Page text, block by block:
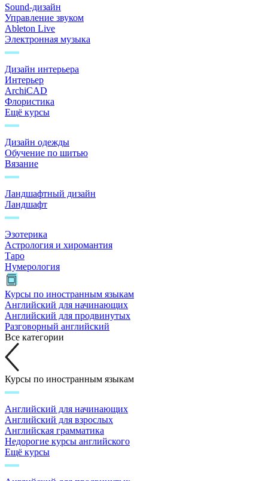
Sound-дизайн
Управление звуком
Ableton Live
Электронная музыка
Дизайн интерьера
Интерьер
ArchiCAD
Флористика
Ещё курсы
Дизайн одежды
Обучение по шитью
Вязание
Ландшафтный дизайн
Ландшафт
Эзотерика
Астрология и хиромантия
Таро
Нумерология
Курсы по иностранным языкам
Английский для начинающих
Английский для продвинутых
Разговорный английский
Все категории
Курсы по иностранным языкам
Английский для начинающих
Английский для взрослых
Английская грамматика
Недорогие курсы английского
Ещё курсы